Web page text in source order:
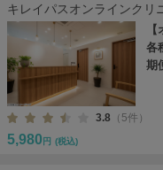
キレイパスオンラインクリ
各
期
3.8 （5件）
5,980 円 (税込)